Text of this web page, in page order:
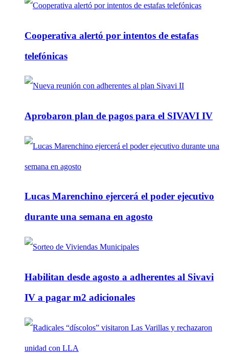
Cooperativa alertó por intentos de estafas
telefónicas
Aprobaron plan de pagos para el SIVAVI IV
Lucas Marenchino ejercerá el poder ejecutivo
durante una semana en agosto
Habilitan desde agosto a adherentes al Sivavi
IV a pagar m2 adicionales